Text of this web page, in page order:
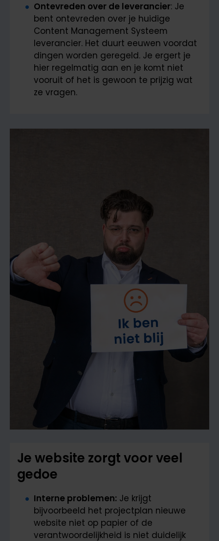
Ontevreden over de leverancier: Je
bent ontevreden over je huidige
Content Management Systeem
leverancier. Het duurt eeuwen voordat
dingen worden geregeld. Je ergert je
hier regelmatig aan en je komt niet
vooruit of het is gewoon te prijzig wat
ze vragen.
Je website zorgt voor veel
gedoe
Interne problemen: Je krijgt
bijvoorbeeld het projectplan nieuwe
website niet op papier of de
verantwoordelijkheid is niet duidelijk